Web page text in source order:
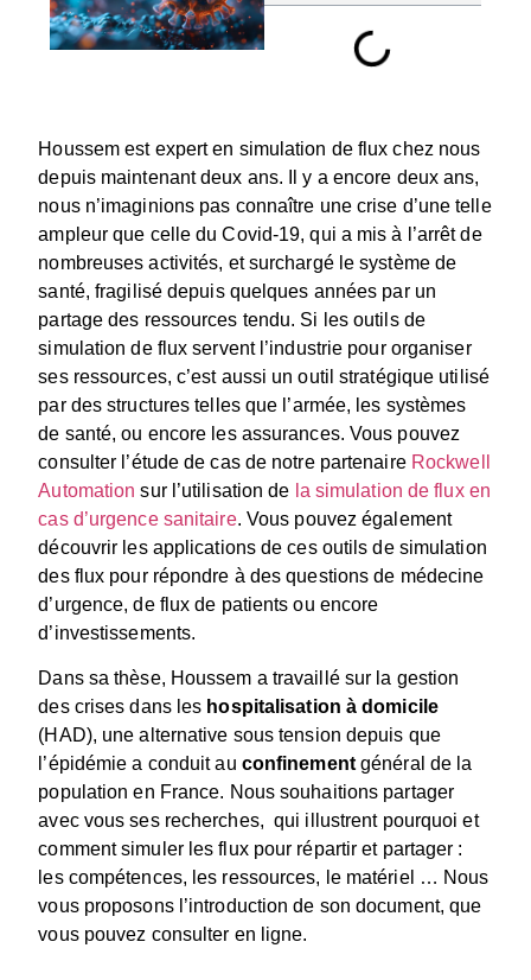
Houssem est expert en simulation de flux chez nous
depuis maintenant deux ans. Il y a encore deux ans,
nous n’imaginions pas connaître une crise d’une telle
ampleur que celle du Covid-19, qui a mis à l’arrêt de
nombreuses activités, et surchargé le système de
santé, fragilisé depuis quelques années par un
partage des ressources tendu. Si les outils de
simulation de flux servent l’industrie pour organiser
ses ressources, c’est aussi un outil stratégique utilisé
par des structures telles que l’armée, les systèmes
de santé, ou encore les assurances. Vous pouvez
consulter l’étude de cas de notre partenaire Rockwell
Automation sur l’utilisation de la simulation de flux en
cas d’urgence sanitaire. Vous pouvez également
découvrir les applications de ces outils de simulation
des flux pour répondre à des questions de médecine
d’urgence, de flux de patients ou encore
d’investissements.
Dans sa thèse, Houssem a travaillé sur la gestion
des crises dans les hospitalisation à domicile
(HAD), une alternative sous tension depuis que
l’épidémie a conduit au confinementgénéral de la
population en France. Nous souhaitions partager
avec vous ses recherches, qui illustrent pourquoi et
comment simuler les flux pour répartir et partager :
les compétences, les ressources, le matériel … Nous
vous proposons l’introduction de son document, que
vous pouvez consulter en ligne.